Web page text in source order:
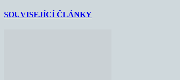
SOUVISEJÍCÍ ČLÁNKY